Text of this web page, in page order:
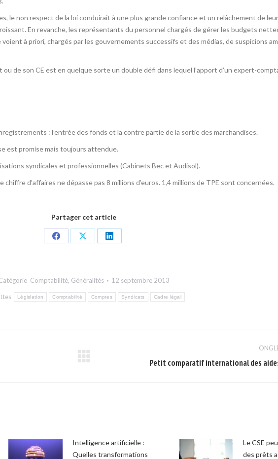
le non respect de la loi conduirait à une plus grande confiance et un relâchement de
En revanche, les représentants du personnel chargés de gérer les budgets
à priori, chargés par les gouvernements successifs et des médias, de suspicions
de son CE est en quelque sorte un double défi dans lequel l’apport d’un expert-
: l’entrée des fonds et la contre partie de la sortie des marchandises.
est promise mais toujours attendue.
syndicales et professionnelles (Cabinets Bec et Audisol).
d’affaires ne dépasse pas 8 millions d’euros. 1,4 millions de TPE sont concernées.
Partager cet article
Share
Share
Share
Comptabilité, Généralités 12 septembre 2013
Législation Comptabilité Comptes Syndicats Cadre légal
Petit comparatif international des
Intelligence artificielle :
Quelles transformations
Le CSE
des prêts